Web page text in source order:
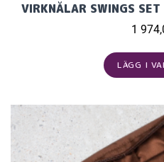
VIRKNÅLAR SWINGS
1
LÄGG I